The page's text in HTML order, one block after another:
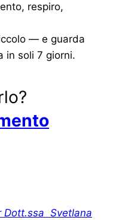
respiro,
— e guarda
in soli 7 giorni.
Dott.ssa Svetlana